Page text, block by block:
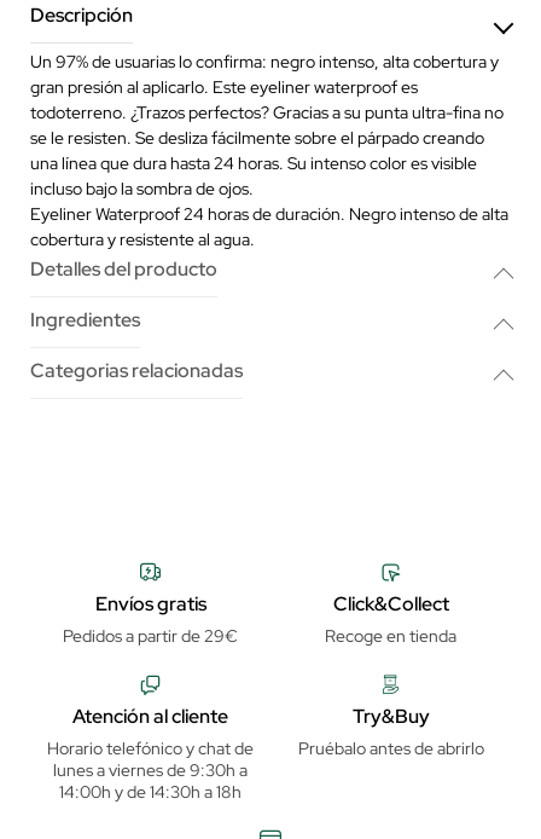
Descripción
Un 97% de usuarias lo confirma: negro intenso, alta cobertura y
gran presión al aplicarlo. Este eyeliner waterproof es
todoterreno. ¿Trazos perfectos? Gracias a su punta ultra-fina no
se le resisten. Se desliza fácilmente sobre el párpado creando
una línea que dura hasta 24 horas. Su intenso color es visible
incluso bajo la sombra de ojos.
Eyeliner Waterproof 24 horas de duración. Negro intenso de alta
cobertura y resistente al agua.
Detalles del producto
Ingredientes
Categorias relacionadas
Envíos gratis
Pedidos a partir de 29€
Click&Collect
Recoge en tienda
Atención al cliente
Horario telefónico y chat de
lunes a viernes de 9:30h a
14:00h y de 14:30h a 18h
Try&Buy
Pruébalo antes de abrirlo